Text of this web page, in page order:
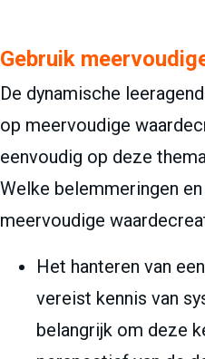
Gebruik
De dynamische
op meervoudige
eenvoudig op deze
Welke belemmeringen
meervoudige
Het hanteren van
vereist kennis van
belangrijk om deze